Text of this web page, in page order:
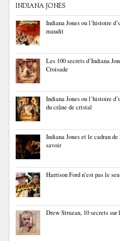
INDIANA JONES
Indiana Jones ou l’histoire
maudit
Les 100 secrets d’Indiana
Croisade
Indiana Jones ou l’histoire
du crâne de cristal
Indiana Jones et le cadran
savoir
Harrison Ford n’est pas le
Drew Struzan, 10 secrets sur